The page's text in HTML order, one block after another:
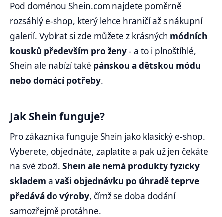
Pod doménou Shein.com najdete poměrně
rozsáhlý e-shop, který lehce hraničí až s nákupní
galerií. Vybírat si zde můžete z krásných módních
kousků především pro ženy- a to i plnoštíhlé,
Shein ale nabízí také pánskou a dětskou módu
nebo domácí potřeby.
Jak Shein funguje?
Pro zákazníka funguje Shein jako klasický e-shop.
Vyberete, objednáte, zaplatíte a pak už jen čekáte
na své zboží. Shein ale nemá produkty fyzicky
skladem a vaši objednávku po úhradě teprve
předává do výroby, čímž se doba dodání
samozřejmě protáhne.